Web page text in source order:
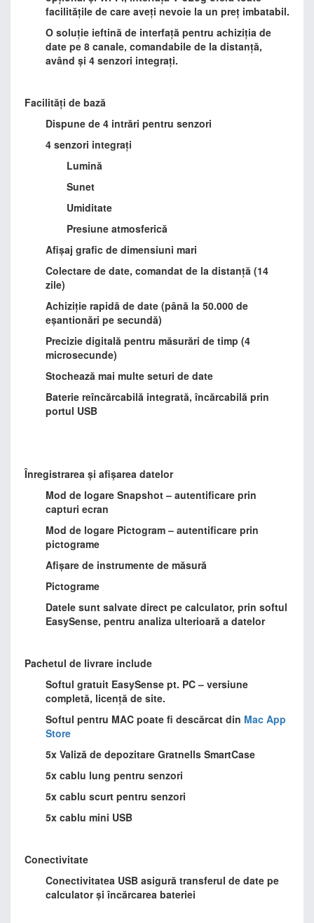
facilitățile de care aveți nevoie la un preț imbatabil.
O soluție ieftină de interfață pentru achiziția de
date pe 8 canale, comandabile de la distanță,
având și 4 senzori integrați.
Facilități de bază
Dispune de 4 intrări pentru senzori
4 senzori integrați
Lumină
Sunet
Umiditate
Presiune atmosferică
Afișaj grafic de dimensiuni mari
Colectare de date, comandat de la distanță (14
zile)
Achiziție rapidă de date (până la 50.000 de
eșantionări pe secundă)
Precizie digitală pentru măsurări de timp (4
microsecunde)
Stochează mai multe seturi de date
Baterie reîncărcabilă integrată, încărcabilă prin
portul USB
Înregistrarea și afișarea datelor
Mod de logare Snapshot – autentificare prin
capturi ecran
Mod de logare Pictogram – autentificare prin
pictograme
Afișare de instrumente de măsură
Pictograme
Datele sunt salvate direct pe calculator, prin softul
EasySense, pentru analiza ulterioară a datelor
Pachetul de livrare include
Softul gratuit EasySense pt. PC – versiune
completă, licență de site.
Softul pentru MAC poate fi descărcat din Mac App
Store
5x Valiză de depozitare Gratnells SmartCase
5x cablu lung pentru senzori
5x cablu scurt pentru senzori
5x cablu mini USB
Conectivitate
Conectivitatea USB asigură transferul de date pe
calculator și încărcarea bateriei